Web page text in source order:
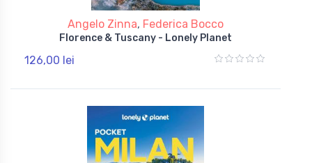
Angelo Zinna, Federica Bocco
Florence & Tuscany - Lonely Planet
126,00 lei